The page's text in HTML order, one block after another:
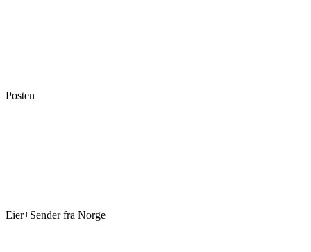
Posten
Eier+Sender fra Norge